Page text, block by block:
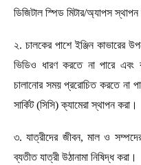
ডিজিটাল স্পিড মিটার/অ্যাপস স্থাপন
২. চালকের পাশে ইঞ্জিন কাভারের
ভিডিও ধারণ করতে না পারে
চালানোর সময় প্ররোচিত করতে না
সার্কিট (সিসি) ক্যামেরা স্থাপন করা।
৩. যাত্রীদের জীবন, মাল ও সম্পদের
ব্যতীত যাত্রী উঠানামা নিষিদ্ধ করা।